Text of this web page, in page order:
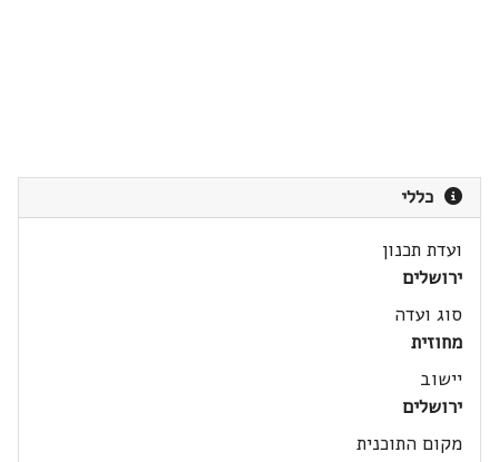
כללי
ועדת תכנון
ירושלים
סוג ועדה
מחוזית
יישוב
ירושלים
מקום התוכנית